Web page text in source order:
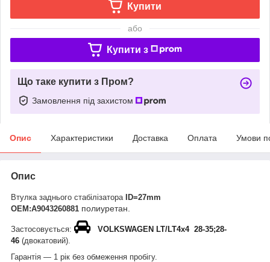
Купити
або
Купити з
Що таке купити з Пром?
Замовлення під захистом
Опис Характеристики Доставка Оплата Умови
Опис
Втулка заднього стабілізатора ID=27mm
ОЕМ:A9043260881 полиуретан.
Застосовується:
VOLKSWAGEN LT/LT4x4 28-35;28-
46 (двокатовий).
Гарантія — 1 рік без обмеження пробігу.